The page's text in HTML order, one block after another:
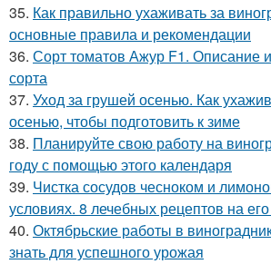
35. Как правильно ухаживать за
основные правила и рекомендации
36. Сорт томатов Ажур F1. Описание
сорта
37. Уход за грушей осенью. Как
осенью, чтобы подготовить к зиме
38. Планируйте свою работу на
году с помощью этого календаря
39. Чистка сосудов чесноком и
условиях. 8 лечебных рецептов на
40. Октябрьские работы в
знать для успешного урожая